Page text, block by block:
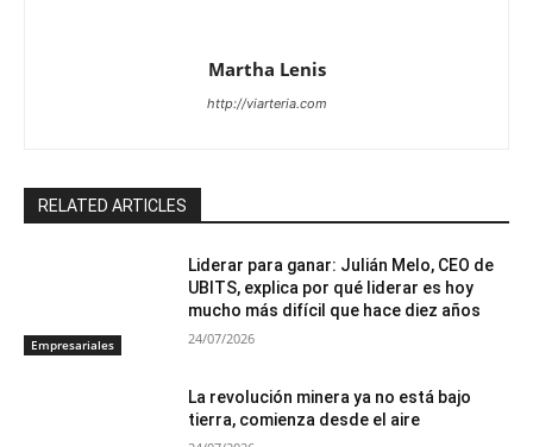
Martha Lenis
http://viarteria.com
RELATED ARTICLES
Empresariales
Liderar para ganar: Julián Melo, CEO de
UBITS, explica por qué liderar es hoy
mucho más difícil que hace diez años
24/07/2026
La revolución minera ya no está bajo
tierra, comienza desde el aire